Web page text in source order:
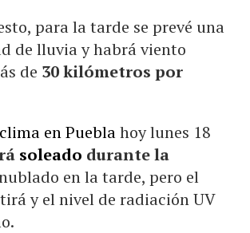
para la tarde se prevé una
de lluvia y habrá viento
de 30 kilómetros por
clima en Pueblahoy lunes 18
soleado durante la
en la tarde, pero el
y el nivel de radiación UV